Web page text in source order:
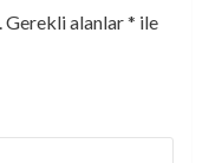
Gerekli alanlar* ile